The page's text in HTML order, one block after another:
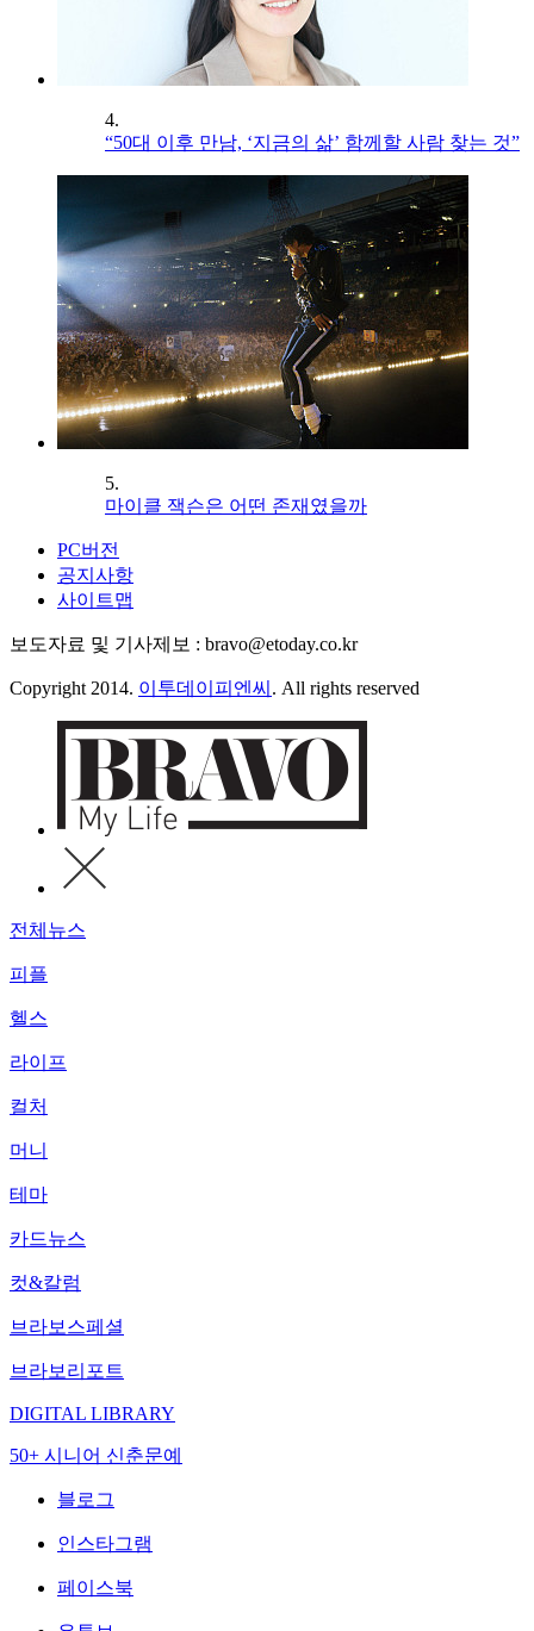
4.
“50대 이후 만남, ‘지금의 삶’ 함께할 사람 찾는 것”
5.
마이클 잭슨은 어떤 존재였을까
PC버전
공지사항
사이트맵
보도자료 및 기사제보 : bravo@etoday.co.kr
Copyright 2014. 이투데이피엔씨 . All rights reserved
전체뉴스
피플
헬스
라이프
컬처
머니
테마
카드뉴스
컷&칼럼
브라보스페셜
브라보리포트
DIGITAL LIBRARY
50+ 시니어 신춘문예
블로그
인스타그램
페이스북